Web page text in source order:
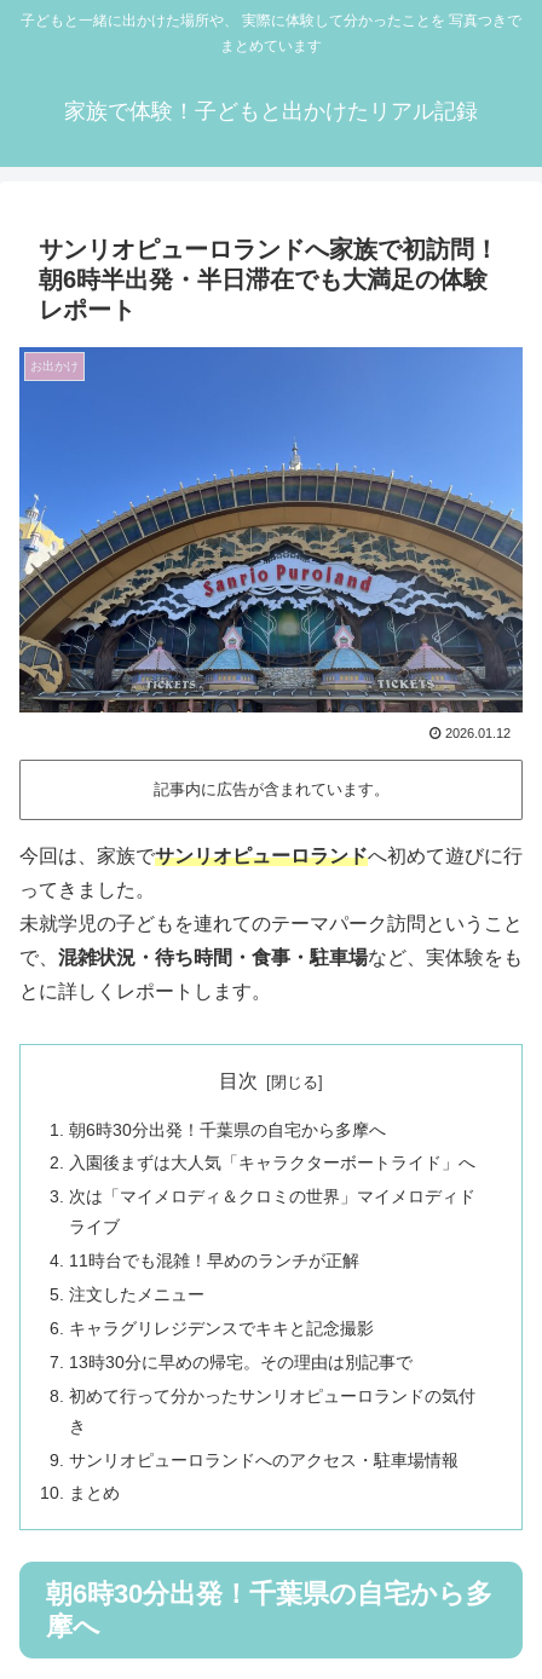
子どもと一緒に出かけた場所や、 実際に体験して分かったことを 写真つきで
まとめています
家族で体験！子どもと出かけたリアル記録
サンリオピューロランドへ家族で初訪問！
朝6時半出発・半日滞在でも大満足の体験
レポート
お出かけ
2026.01.12
記事内に広告が含まれています。
今回は、家族でサンリオピューロランドへ初めて遊びに行
ってきました。
未就学児の子どもを連れてのテーマパーク訪問ということ
で、 混雑状況・待ち時間・食事・駐車場など、実体験をも
とに詳しくレポートします。
目次
朝6時30分出発！千葉県の自宅から多摩へ
入園後まずは大人気「キャラクターボートライド」へ
次は「マイメロディ＆クロミの世界」マイメロディド
ライブ
11時台でも混雑！早めのランチが正解
注文したメニュー
キャラグリレジデンスでキキと記念撮影
13時30分に早めの帰宅。その理由は別記事で
初めて行って分かったサンリオピューロランドの気付
き
サンリオピューロランドへのアクセス・駐車場情報
まとめ
朝6時30分出発！千葉県の自宅から多
摩へ